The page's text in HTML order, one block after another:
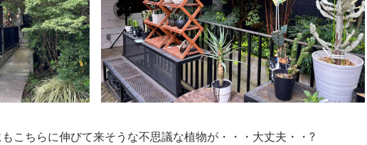
こちらに伸びて来そうな不思議な植物が・・・大丈夫・・?